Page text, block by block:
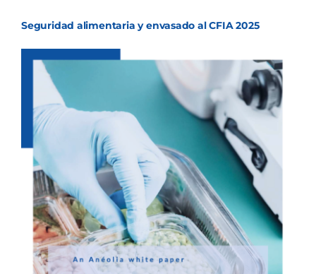
Seguridad alimentaria y envasado al CFIA 2025